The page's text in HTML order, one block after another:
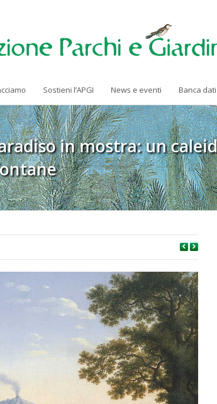
Sostieni l’APGI News e eventi Banca dati
in mostra: un